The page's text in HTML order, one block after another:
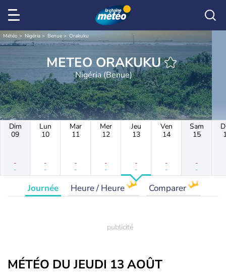
Météo Nigéria Benue Orakuku
METEO ORAKUKU
Nigéria (Benue)
Dim
09
-
-
Lun
10
-
-
Mar
11
-
-
Mer
12
-
-
Jeu
13
-
-
Ven
14
-
-
Sam
15
-
-
Journée Heure / Heure Comparer
MÉTÉO DU JEUDI 13 AOÛT